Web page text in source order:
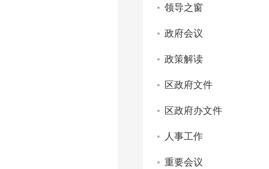
领导之窗
政府会议
政策解读
区政府文件
区政府办文件
人事工作
重要会议